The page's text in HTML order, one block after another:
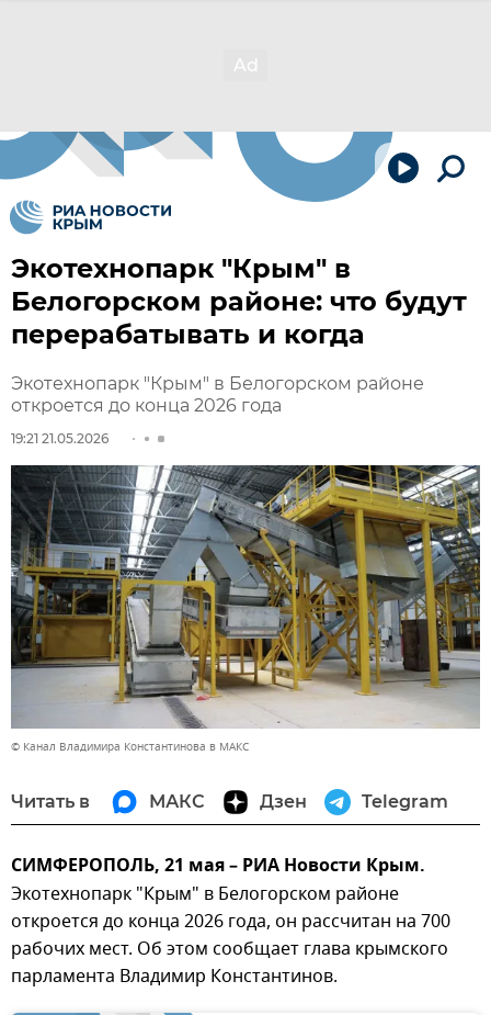
Экотехнопарк "Крым" в
Белогорском районе: что будут
перерабатывать и когда
Экотехнопарк "Крым" в Белогорском районе
откроется до конца 2026 года
19:21 21.05.2026
© Канал Владимира Константинова в МАКС
Читать в МАКС Дзен Telegram
СИМФЕРОПОЛЬ, 21 мая – РИА Новости Крым.
Экотехнопарк "Крым" в Белогорском районе
откроется до конца 2026 года, он рассчитан на 700
рабочих мест. Об этом сообщает глава крымского
парламента Владимир Константинов.